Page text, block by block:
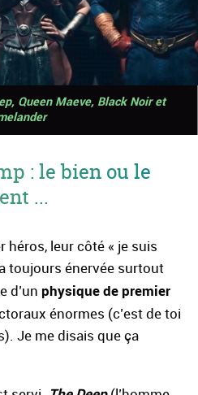
Queen Maeve, Black Noir et
: le bien ou le
...
héros, leur côté « je suis
toujours énervée surtout
d’un physique de premier
énormes (c’est de toi
Je me disais que ça